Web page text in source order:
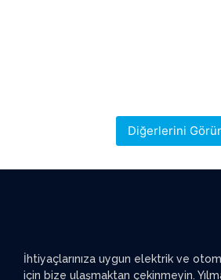
Diğerlerini
İhtiyaçlarınıza uygun elektrik ve
için bize ulaşmaktan çekinmeyin.